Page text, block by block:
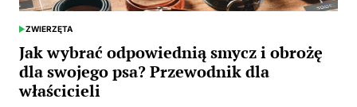
POSTED
IN
ZWIERZĘTA
Jak wybrać odpowiednią smycz i obrożę
dla swojego psa? Przewodnik dla
właścicieli